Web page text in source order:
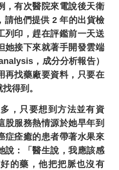
，有次醫院來電說後天衛
請他們提供 2 年的出貨檢
列印，趕在評鑑前一天送
她接下來就著手開發雲端
，成分分析報告）
再找藥廠要資料，只要在
得到。
，只要想到方法並有資
股服務熱情源於她早年到
症痊癒的患者帶著水果來
說：「醫生說，我應該感
的藥，他把把脈也沒有